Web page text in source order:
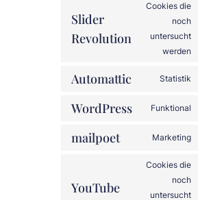
Slider
Revolution
Cookies die
noch
untersucht
werden
Automattic Statistik
WordPress Funktional
mailpoet Marketing
YouTube
Cookies die
noch
untersucht